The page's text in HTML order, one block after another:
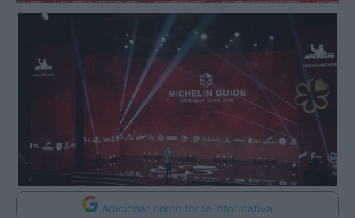
Adicionar como fonte informativa